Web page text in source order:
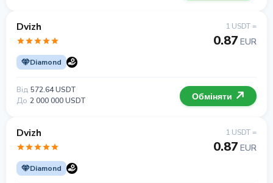
Dvizh
Diamond
1 USDT =
0.87 EUR
Від 572.64 USDT
До 2 000 000 USDT Обміняти
Dvizh
Diamond
1 USDT =
0.87 EUR